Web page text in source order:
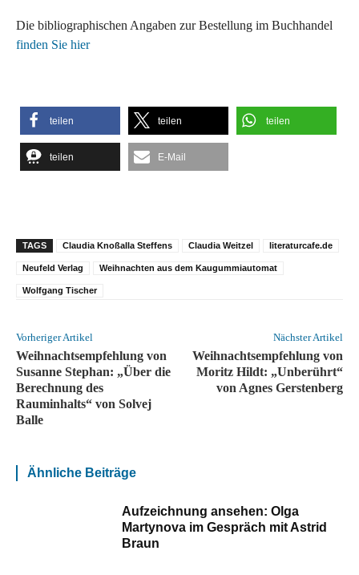
Die bibliographischen Angaben zur Bestellung im Buchhandel
finden Sie hier
teilen teilen teilen
teilen E-Mail
TAGS Claudia Knoßalla Steffens Claudia Weitzel literaturcafe.de
Neufeld Verlag Weihnachten aus dem Kaugummiautomat
Wolfgang Tischer
Vorheriger Artikel
Weihnachtsempfehlung von
Susanne Stephan: „Über die
Berechnung des
Rauminhalts“ von Solvej
Balle
Nächster Artikel
Weihnachtsempfehlung von
Moritz Hildt: „Unberührt“
von Agnes Gerstenberg
Ähnliche Beiträge
Aufzeichnung ansehen: Olga
Martynova im Gespräch mit Astrid
Braun